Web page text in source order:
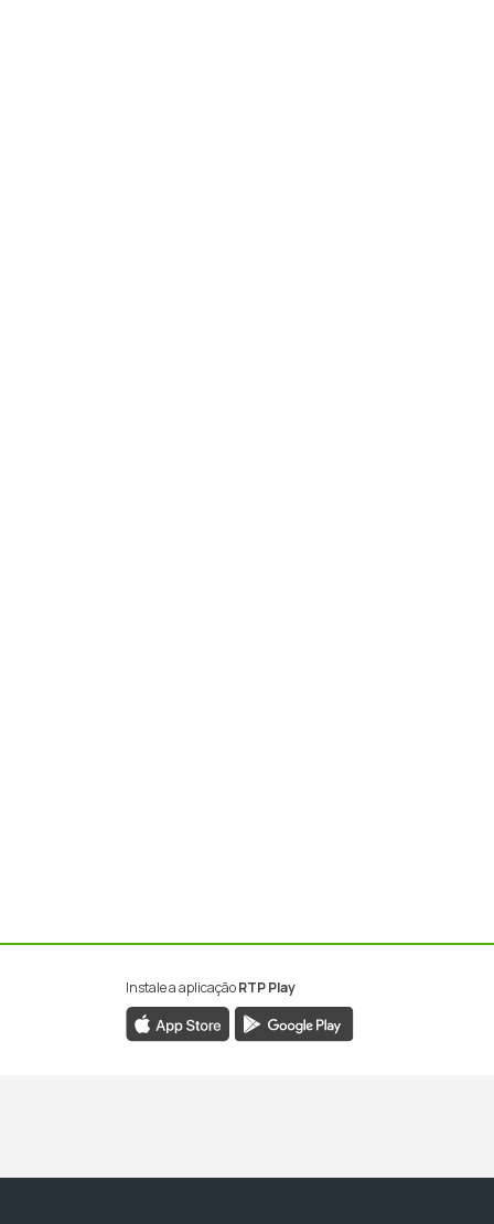
Instale a aplicaçãoRTP Play